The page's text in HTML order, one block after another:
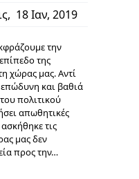
, 18 Ιαν, 2019
την
της
χώρας μας. Αντί
και βαθιά
πολιτικού
απωθητικές
τις
μας δεν
προς την…